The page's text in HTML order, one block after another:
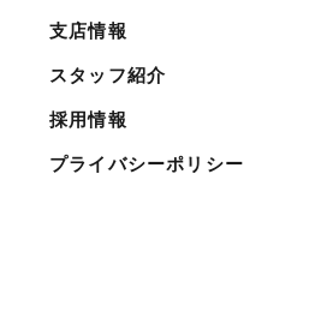
支店情報
スタッフ紹介
採用情報
プライバシーポリシー